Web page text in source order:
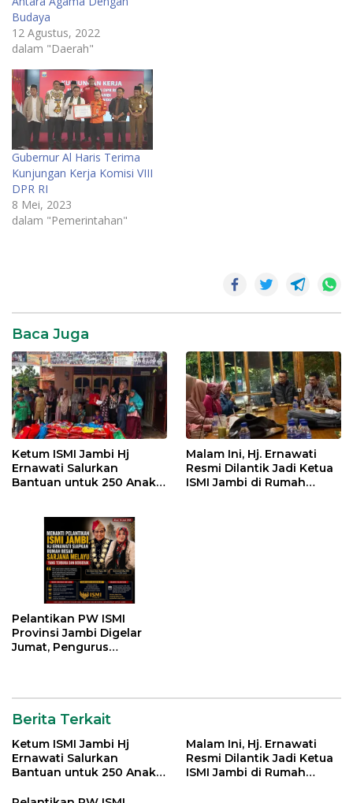
Budaya
12 Agustus, 2022
dalam "Daerah"
Gubernur Al Haris Terima
Kunjungan Kerja Komisi VIII
DPR RI
8 Mei, 2023
dalam "Pemerintahan"
Gubernur
Jambi
Baca Juga
Ketum ISMI Jambi Hj
Ernawati Salurkan
Bantuan untuk 250 Anak
Malam Ini, Hj. Ernawati
Resmi Dilantik Jadi Ketua
ISMI Jambi di Rumah
Pelantikan PW ISMI
Provinsi Jambi Digelar
Jumat, Pengurus
Berita Terkait
Ketum ISMI Jambi Hj
Ernawati Salurkan
Bantuan untuk 250 Anak
Malam Ini, Hj. Ernawati
Resmi Dilantik Jadi Ketua
ISMI Jambi di Rumah